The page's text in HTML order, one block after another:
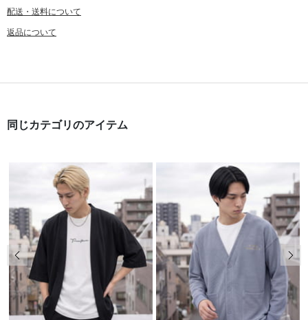
配送・送料について
返品について
同じカテゴリのアイテム
前の画像 次